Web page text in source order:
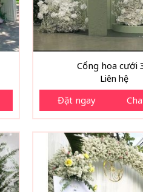
Cổng hoa cưới
Liên hệ
Đặt ngay